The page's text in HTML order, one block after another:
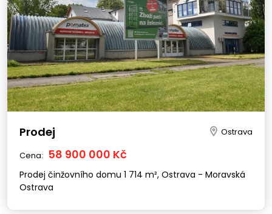
Prodej Ostrava
Cena: 58 900 000 Kč
Prodej činžovního domu 1 714 m², Ostrava - Moravská
Ostrava